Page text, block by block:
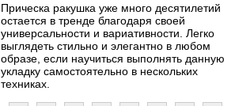
Прическа ракушка уже много десятилетий
остается в тренде благодаря своей
универсальности и вариативности. Легко
выглядеть стильно и элегантно в любом
образе, если научиться выполнять данную
укладку самостоятельно в нескольких
техниках.